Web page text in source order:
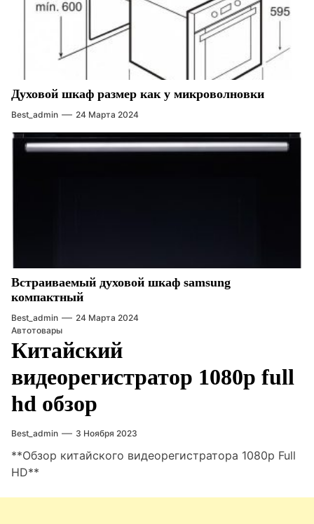
Духовой шкаф размер как у микроволновки
Best_admin 24 Марта 2024
Встраиваемый духовой шкаф samsung
компактный
Best_admin
24 Марта 2024
Автотовары
Китайский
видеорегистратор 1080p full
hd обзор
Best_admin 3 Ноября 2023
**Обзор китайского видеорегистратора 1080p Full
HD**